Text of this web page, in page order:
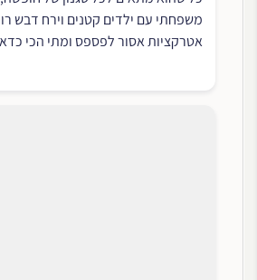
משפחתי עם ילדים קטנים וירח דבש
אטרקציות אסור לפספס ומתי הכי